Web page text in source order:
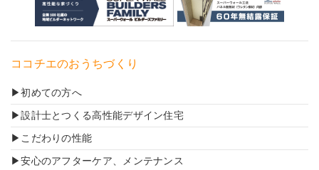
ココチエのおうちづくり
初めての方へ
設計士とつくる高性能デザイン住宅
こだわりの性能
安心のアフターケア、メンテナンス